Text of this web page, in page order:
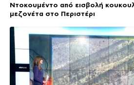
Ντοκουμέντο από εισβολή
μεζονέτα στο Περιστέρι